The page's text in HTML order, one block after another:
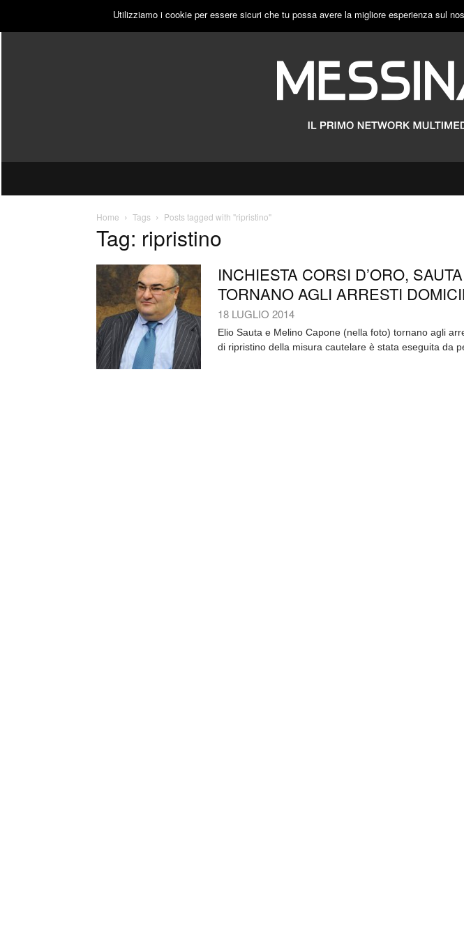
SABATO, 8 AGOSTO 2026 PUBBLICITÀ
Home Tags Posts tagged with "ripristino"
Tag: ripristino
INCHIESTA CORSI D’ORO,
TORNANO AGLI ARRESTI
18 LUGLIO 2014
Elio Sauta e Melino Capone (nella foto) tornano agli
di ripristino della misura cautelare è stata eseguita da
Utilizziamo i cookie per essere sicuri che tu possa avere la migliore esperienza sul